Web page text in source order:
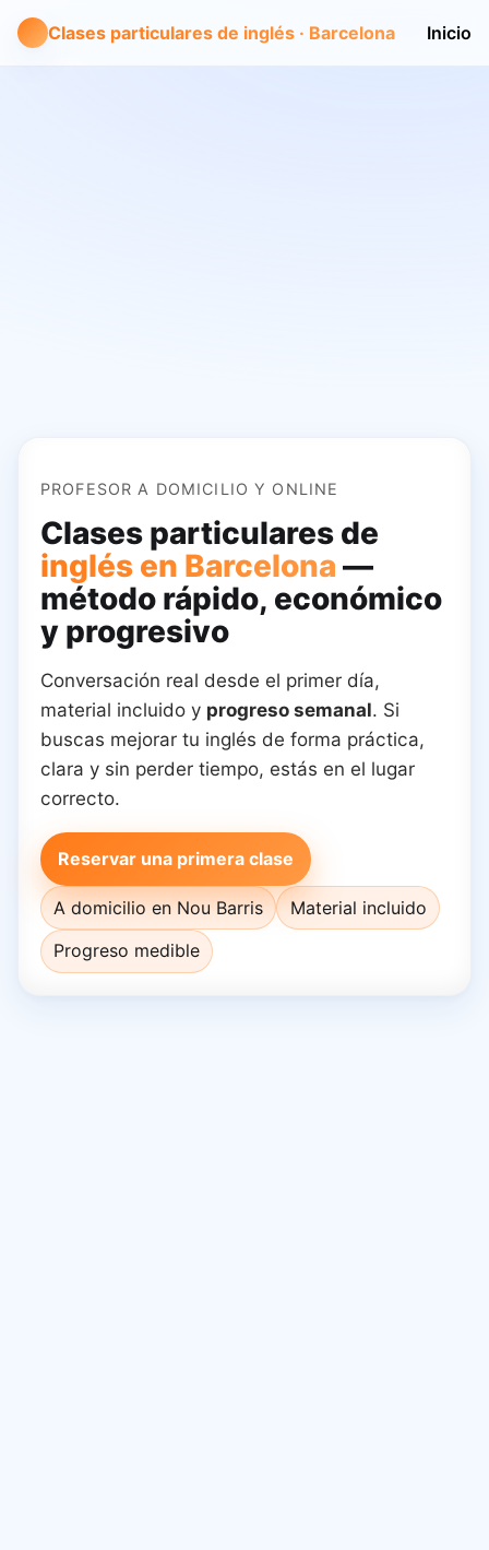
Clases particulares de inglés · Barcelona Inicio
PROFESOR A DOMICILIO Y ONLINE
Clases particulares de
inglés en Barcelona —
método rápido, económico
y progresivo
Conversación real desde el primer día,
material incluido y progreso semanal. Si
buscas mejorar tu inglés de forma práctica,
clara y sin perder tiempo, estás en el lugar
correcto.
Reservar una primera clase
A domicilio en Nou Barris
Material incluido
Progreso medible